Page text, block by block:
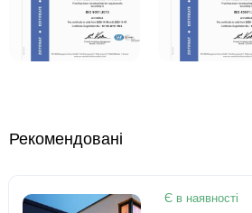
Рекомендовані
Є в наявності